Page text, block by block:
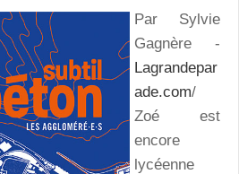
Par Sylvie
Gagnère -
Lagrandepar
ade.com/
Zoé est
encore
lycéenne